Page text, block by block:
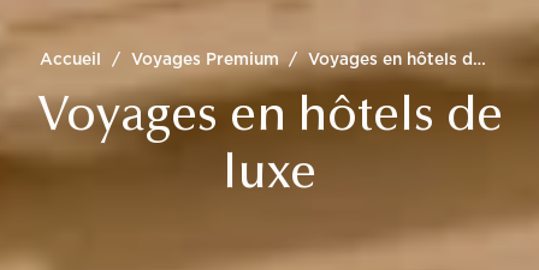
Accueil / Voyages Premium / Voyages en hôtels de luxe
Voyages en hôtels de
luxe